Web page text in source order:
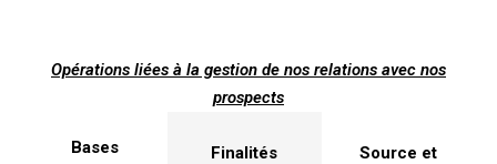
Opérations liées à la gestion de nos relations avec nos
prospects
Bases
Finalités
Source et